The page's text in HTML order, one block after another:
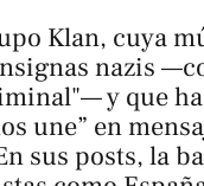
Klan, cuya
nazis
— y que
une” en
sus posts, la